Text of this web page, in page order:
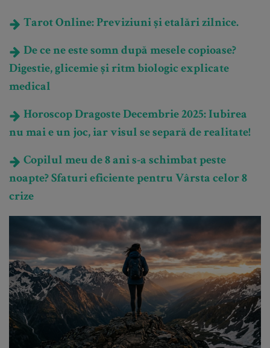
Tarot Online: Previziuni și etalări zilnice.
De ce ne este somn după mesele copioase?
Digestie, glicemie și ritm biologic explicate
medical
Horoscop Dragoste Decembrie 2025: Iubirea
nu mai e un joc, iar visul se separă de realitate!
Copilul meu de 8 ani s-a schimbat peste
noapte? Sfaturi eficiente pentru Vârsta celor 8
crize